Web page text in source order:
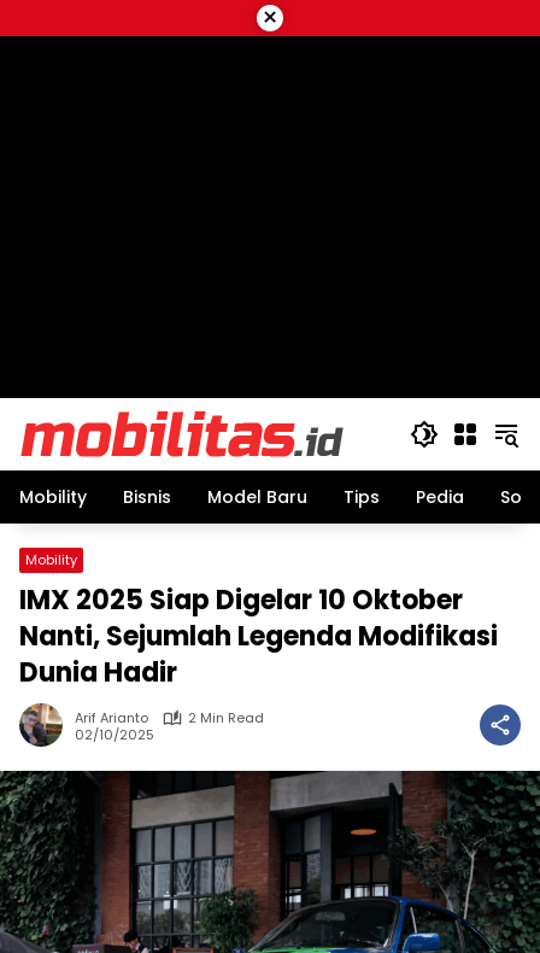
to
×
Mobility Bisnis Model Baru Tips Pedia
Mobility
IMX 2025 Siap Digelar 10 Oktober
Nanti, Sejumlah Legenda Modifikasi
Dunia Hadir
Arif Arianto
2 Min Read
02/10/2025